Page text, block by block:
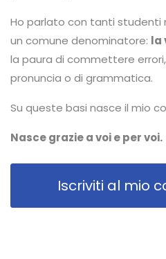
Ho parlato con tanti studenti
un comune denominatore: la
la paura di commettere
pronuncia o di grammatica.
Su queste basi nasce il mio
Nasce grazie a voi e per voi.
Iscriviti al mio